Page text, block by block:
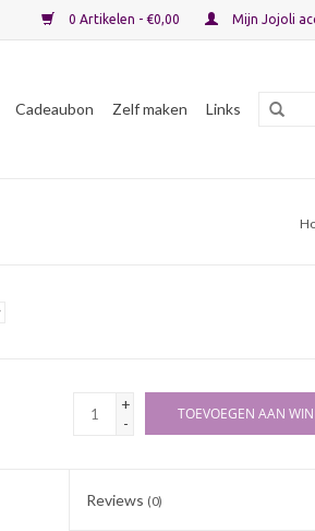
0 Artikelen - €0,00 Mijn Jojoli
Cadeaubon Zelf maken Links
+
-
TOEVOEGEN AAN
Reviews (0)